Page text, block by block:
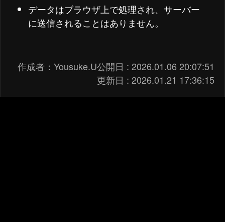
データはブラウザ上で処理され、サーバー
に送信されることはありません。
作成者： Yousuke.U公開日 : 2026.01.06 20:07:51
更新日 : 2026.01.21 17:36:15